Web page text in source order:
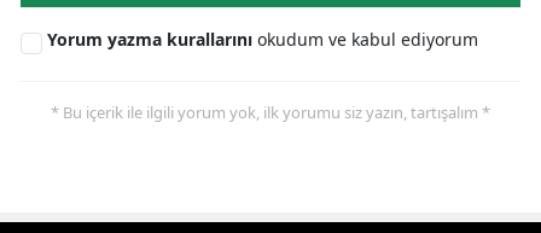
Yorum yazma kurallarını okudum ve kabul ediyorum
* Bu içerik ile ilgili yorum yok, ilk yorumu siz yazın, tartışalım *